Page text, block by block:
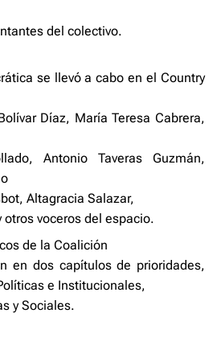
del colectivo.
se llevó a cabo en el Country
Díaz, María Teresa Cabrera,
Antonio Taveras Guzmán,
Altagracia Salazar,
otros voceros del espacio.
de la Coalición
en dos capítulos de prioridades,
e Institucionales,
y Sociales.